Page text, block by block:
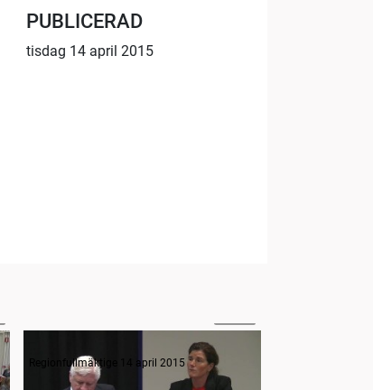
PUBLICERAD
tisdag 14 april 2015
Regionfullmäktige 14 april 2015